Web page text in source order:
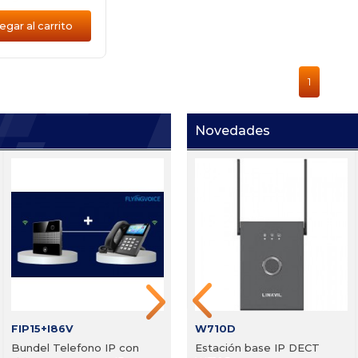
al carrito
1
FIP15+I86V
Bundel Telefono IP con
Novedades
Portero IP con sensor de
Precio: Registrarse
Agregar al carrito
W710D
Estación base IP DECT